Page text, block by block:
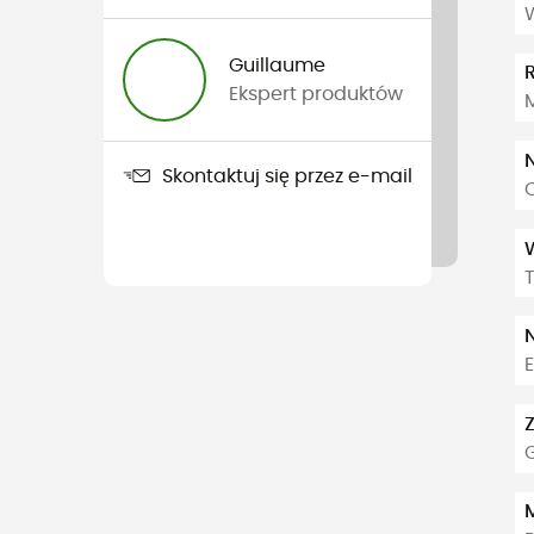
Guillaume
Ekspert produktów
Skontaktuj się przez e-mail